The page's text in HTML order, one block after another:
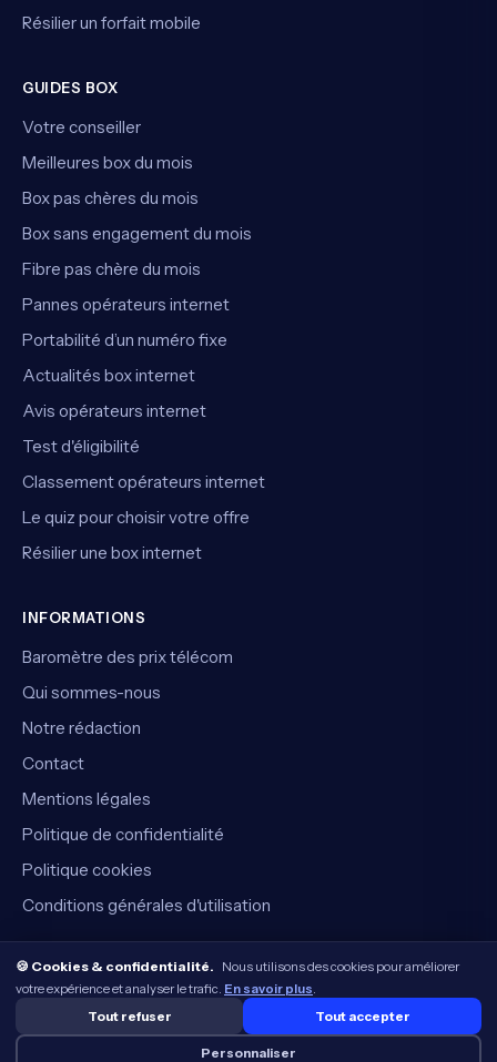
Résilier un forfait mobile
GUIDES BOX
Votre conseiller
Meilleures box du mois
Box pas chères du mois
Box sans engagement du mois
Fibre pas chère du mois
Pannes opérateurs internet
Portabilité d’un numéro fixe
Actualités box internet
Avis opérateurs internet
Test d'éligibilité
Classement opérateurs internet
Le quiz pour choisir votre offre
Résilier une box internet
INFORMATIONS
Baromètre des prix télécom
Qui sommes-nous
Notre rédaction
Contact
Mentions légales
Politique de confidentialité
Politique cookies
Conditions générales d'utilisation
© 2026 CompareVite — Tous droits réservés.
Comparateur indépendant. Certains liens sont des liens affiliés. ·
Gérer les cookies
🍪 Cookies & confidentialité.
Nous utilisons des cookies pour améliorer
votre expérience et analyser le trafic. En savoir plus.
Tout refuser
Tout accepter
Personnaliser